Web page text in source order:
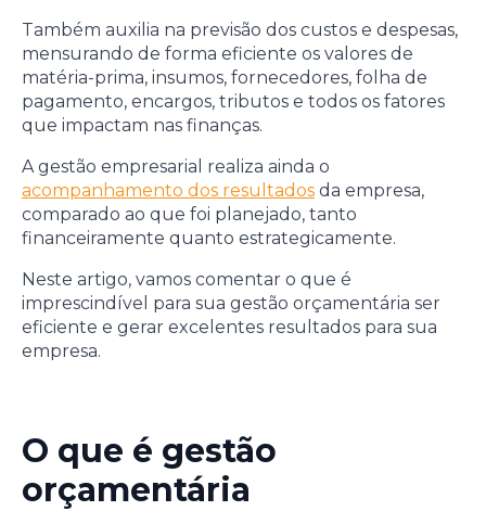
Também auxilia na previsão dos custos e despesas,
mensurando de forma eficiente os valores de
matéria-prima, insumos, fornecedores, folha de
pagamento, encargos, tributos e todos os fatores
que impactam nas finanças.
A gestão empresarial realiza ainda o
acompanhamento dos resultados da empresa,
comparado ao que foi planejado, tanto
financeiramente quanto estrategicamente.
Neste artigo, vamos comentar o que é
imprescindível para sua gestão orçamentária ser
eficiente e gerar excelentes resultados para sua
empresa.
O que é gestão
orçamentária